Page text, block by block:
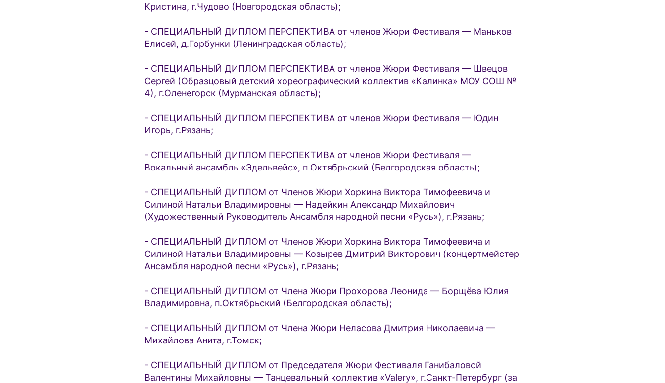
Кристина, г.Чудово (Новгородская область);
- СПЕЦИАЛЬНЫЙ ДИПЛОМ ПЕРСПЕКТИВА от членов Жюри Фестиваля — Маньков
Елисей, д.Горбунки (Ленинградская область);
- СПЕЦИАЛЬНЫЙ ДИПЛОМ ПЕРСПЕКТИВА от членов Жюри Фестиваля — Швецов
Сергей (Образцовый детский хореографический коллектив «Калинка» МОУ СОШ №
4), г.Оленегорск (Мурманская область);
- СПЕЦИАЛЬНЫЙ ДИПЛОМ ПЕРСПЕКТИВА от членов Жюри Фестиваля — Юдин
Игорь, г.Рязань;
- СПЕЦИАЛЬНЫЙ ДИПЛОМ ПЕРСПЕКТИВА от членов Жюри Фестиваля —
Вокальный ансамбль «Эдельвейс», п.Октябрьский (Белгородская область);
- СПЕЦИАЛЬНЫЙ ДИПЛОМ от Членов Жюри Хоркина Виктора Тимофеевича и
Силиной Натальи Владимировны — Надейкин Александр Михайлович
(Художественный Руководитель Ансамбля народной песни «Русь»), г.Рязань;
- СПЕЦИАЛЬНЫЙ ДИПЛОМ от Членов Жюри Хоркина Виктора Тимофеевича и
Силиной Натальи Владимировны — Козырев Дмитрий Викторович (концертмейстер
Ансамбля народной песни «Русь»), г.Рязань;
- СПЕЦИАЛЬНЫЙ ДИПЛОМ от Члена Жюри Прохорова Леонида — Борщёва Юлия
Владимировна, п.Октябрьский (Белгородская область);
- СПЕЦИАЛЬНЫЙ ДИПЛОМ от Члена Жюри Неласова Дмитрия Николаевича —
Михайлова Анита, г.Томск;
- СПЕЦИАЛЬНЫЙ ДИПЛОМ от Председателя Жюри Фестиваля Ганибаловой
Валентины Михайловны — Танцевальный коллектив «Valery», г.Санкт-Петербург (за